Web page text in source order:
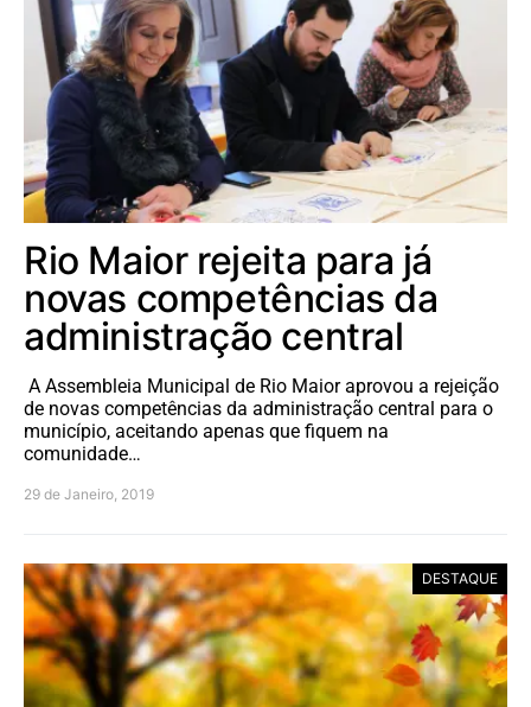
Rio Maior rejeita para já
novas competências da
administração central
A Assembleia Municipal de Rio Maior aprovou a rejeição
de novas competências da administração central para o
município, aceitando apenas que fiquem na
comunidade…
29 de Janeiro, 2019
DESTAQUE